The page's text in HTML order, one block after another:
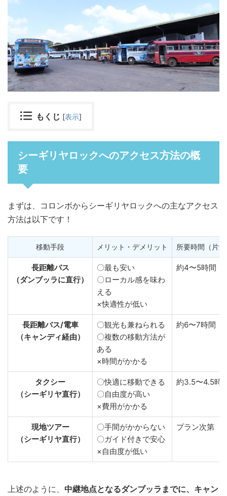
もくじ [表示]
シーギリヤロックへのアクセス方法の概
要
まずは、コロンボからシーギリヤロックへの主なアクセス
方法は以下です！
移動手段 メリット・デメリット 所要時間（片
長距離バス
（ダンブッラに直行）
〇最も安い
〇ローカル感を味わ
える
×快適性が低い
約4〜5時間
長距離バス/電車
（キャンディ経由）
〇観光も兼ねられる
〇複数の移動方法が
ある
×時間がかかる
約6〜7時間
タクシー
（シーギリヤ直行）
〇快適に移動できる
〇自由度が高い
×費用がかかる
約3.5〜4.5時
現地ツアー
（シーギリヤ直行）
〇手間がかからない
〇ガイド付きで安心
×自由度が低い
プラン次第
上述のように、 中継地点となるダンブッラまでに、キャン